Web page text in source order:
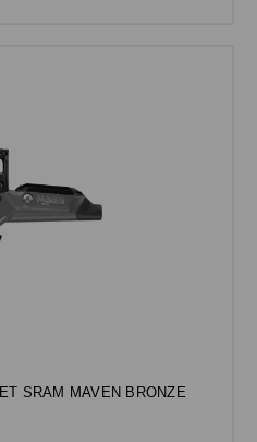
SRAM MAVEN BRONZE